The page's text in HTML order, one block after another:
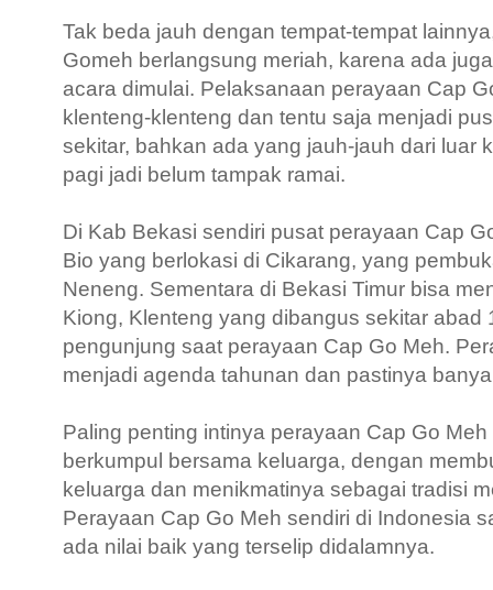
Tak beda jauh dengan tempat-tempat
Gomeh berlangsung meriah, karena ada
acara dimulai. Pelaksanaan perayaan Cap
klenteng-klenteng dan tentu saja menjadi
sekitar, bahkan ada yang jauh-jauh dari luar
pagi jadi belum tampak ramai.
Di Kab Bekasi sendiri pusat perayaan Cap
Bio yang berlokasi di Cikarang, yang
Neneng. Sementara di Bekasi Timur bisa
Kiong, Klenteng yang dibangus sekitar abad
pengunjung saat perayaan Cap Go Meh.
menjadi agenda tahunan dan pastinya
Paling penting intinya perayaan Cap Go
berkumpul bersama keluarga, dengan
keluarga dan menikmatinya sebagai tradisi
Perayaan Cap Go Meh sendiri di Indonesia
ada nilai baik yang terselip didalamnya.